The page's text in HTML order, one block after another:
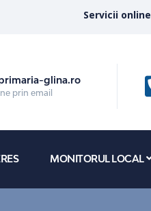
Servicii online
glina.ro
prin email
MONITORUL LOCAL